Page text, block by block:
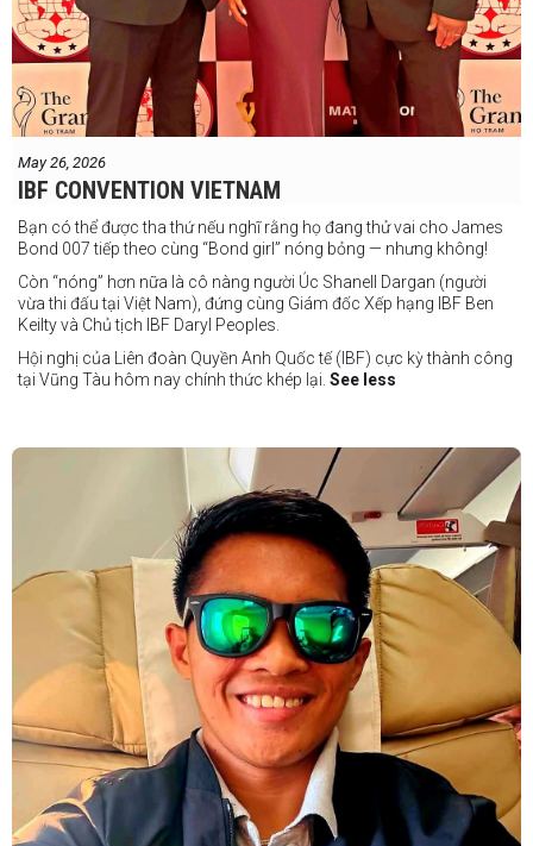
May 26, 2026
IBF CONVENTION VIETNAM
Bạn có thể được tha thứ nếu nghĩ rằng họ đang thử vai cho James
Bond 007 tiếp theo cùng “Bond girl” nóng bỏng — nhưng không!
Còn “nóng” hơn nữa là cô nàng người Úc Shanell Dargan (người
vừa thi đấu tại Việt Nam), đứng cùng Giám đốc Xếp hạng IBF Ben
Keilty và Chủ tịch IBF Daryl Peoples.
Hội nghị của Liên đoàn Quyền Anh Quốc tế (IBF) cực kỳ thành công
tại Vũng Tàu hôm nay chính thức khép lại. See less